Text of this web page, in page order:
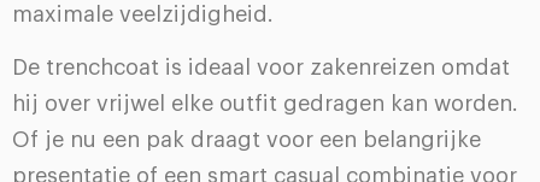
maximale veelzijdigheid.
De trenchcoat is ideaal voor zakenreizen omdat
hij over vrijwel elke outfit gedragen kan worden.
Of je nu een pak draagt voor een belangrijke
presentatie of een smart casual combinatie voor